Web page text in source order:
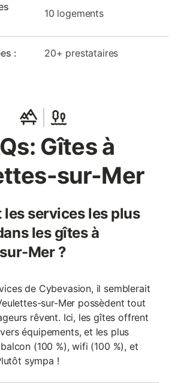
10 logements
: 20+ prestataires
Gîtes à
sur-Mer
les services les plus
les gîtes à
Mer ?
de Cybevasion, il semblerait
sur-Mer possèdent tout
rêvent. Ici, les gîtes offrent
équipements, et les plus
(100 %), wifi (100 %), et
sympa !